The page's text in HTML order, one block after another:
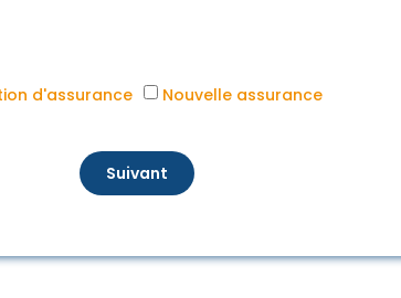
d'assurance Nouvelle assurance
Suivant